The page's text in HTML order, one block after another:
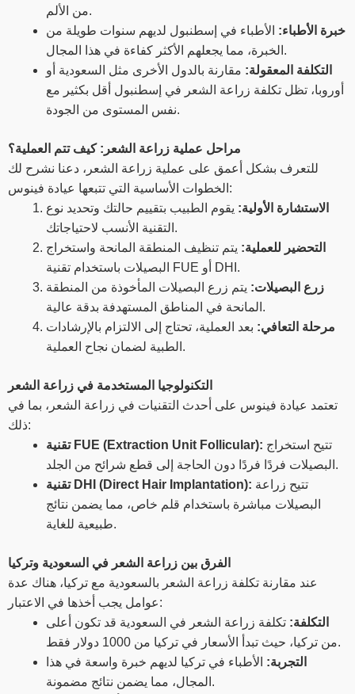
من الألم.
خبرة الأطباء: الأطباء في إسطنبول لديهم سنوات طويلة من
الخبرة، مما يجعلهم الأكثر كفاءة في هذا المجال.
التكلفة المعقولة: مقارنة بالدول الأخرى مثل السعودية أو
أوروبا، تظل تكلفة زراعة الشعر في إسطنبول أقل بكثير مع
نفس المستوى من الجودة.
مراحل عملية زراعة الشعر: كيف تتم العملية؟
للتعرف بشكل أعمق على عملية زراعة الشعر، دعنا نشرح لك
الخطوات الأساسية التي تتبعها عيادة فينوس:
الاستشارة الأولية: يقوم الطبيب بتقييم حالتك وتحديد نوع
التقنية الأنسب لاحتياجاتك.
التحضير للعملية: يتم تنظيف المنطقة المانحة واستخراج
البصيلات باستخدام تقنية FUE أو DHI.
زرع البصيلات: يتم زرع البصيلات المأخوذة من المنطقة
المانحة في المناطق المستهدفة بدقة عالية.
مرحلة التعافي: بعد العملية، تحتاج إلى الالتزام بالإرشادات
الطبية لضمان نجاح العملية.
التكنولوجيا المستخدمة في زراعة الشعر
تعتمد عيادة فينوس على أحدث التقنيات في زراعة الشعر، بما في
ذلك:
تقنية FUE (Extraction Unit Follicular): تتيح استخراج
البصيلات فردًا فردًا دون الحاجة إلى قطع شرائح من الجلد.
تقنية DHI (Direct Hair Implantation): تتيح زراعة
البصيلات مباشرة باستخدام قلم خاص، مما يضمن نتائج
طبيعية للغاية.
الفرق بين زراعة الشعر في السعودية وتركيا
عند مقارنة تكلفة زراعة الشعر بالسعودية مع تركيا، هناك عدة
عوامل يجب أخذها في الاعتبار:
التكلفة: تكلفة زراعة الشعر في السعودية قد تكون أعلى
من تركيا، حيث تبدأ الأسعار في تركيا من 1000 دولار فقط.
التجربة: الأطباء في تركيا لديهم خبرة واسعة في هذا
المجال، مما يضمن نتائج مضمونة.